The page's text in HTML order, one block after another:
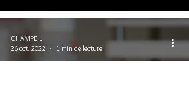
CHAMPEIL
26 oct. 2022
1 min de lecture